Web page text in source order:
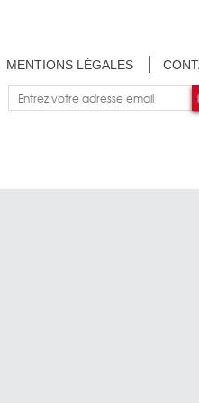
MENTIONS LÉGALES